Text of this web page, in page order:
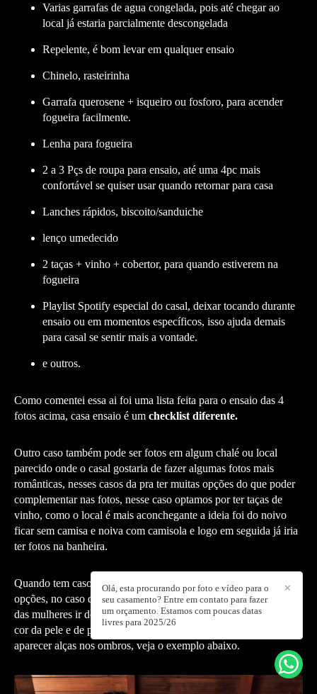
Varias garrafas de agua congelada, pois até chegar ao
local já estaria parcialmente descongelada
Repelente, é bom levar em qualquer ensaio
Chinelo, rasteirinha
Garrafa querosene + isqueiro ou fosforo, para acender
fogueira facilmente.
Lenha para fogueira
2 a 3 Pçs de roupa para ensaio, até uma 4pc mais
confortável se quiser usar quando retornar para casa
Lanches rápidos, biscoito/sanduiche
lenço umedecido
2 taças + vinho + cobertor, para quando estiverem na
fogueira
Playlist Spotify especial do casal, deixar tocando durante
ensaio ou em momentos específicos, isso ajuda demais
para casal se sentir mais a vontade.
e outros.
Como comentei essa ai foi uma lista feita para o ensaio das 4
fotos acima, casa ensaio é um checklist diferente.
Outro caso também pode ser fotos em algum chalé ou local
parecido onde o casal gostaria de fazer algumas fotos mais
românticas, nesses casos da pra ter muitas opções do que poder
complementar nas fotos, nesse caso optamos por ter taças de
vinho, como o local é mais aconchegante a ideia foi do noivo
ficar sem camisa e noiva com camisola e logo em seguida já iria
ter fotos na banheira.
Quando tem casos de ter fotos na banheira, temos algumas
opções, no caso dos homens, usar um shorts ou sunga e no caso
das mulheres ir de biquíni mesmo com uma cor mais próximo da
cor da pele e de preferencia num tomara que caia pra não
aparecer alças nos ombros, veja o exemplo abaixo.
✕
Olá, esta procurando por foto e vídeo para o
seu casamento? Entre em contato para fazer
um orçamento. Estamos com poucas datas
livres para 2025/26